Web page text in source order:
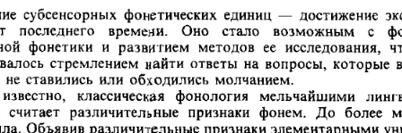
субсенсорных   фонетических   единиц  —   достижение
последнего     времени.    Оно    стало     возможным     с
фонетики   и  развитием   методов    ее   исследования,
стремлением   найти  ответы   на  вопросы,  которые
ставились  или  обходились   молчанием.
классическая    фонология   мельчайшими
считает    различительные   признаки   фонем.   До   более
Объявив  различительные  признаки элементарными